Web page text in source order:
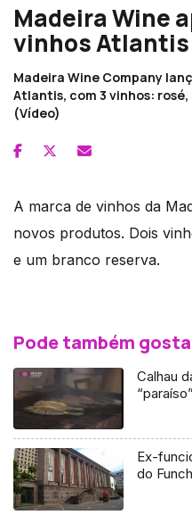
Madeira Wine
vinhos Atlantis
Madeira Wine Company
Atlantis, com 3 vinhos:
(Vídeo)
A marca de vinhos da
novos produtos. Dois
e um branco reserva.
Pode também
Calhau
Ex-
do